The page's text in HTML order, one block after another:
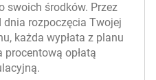
swoich środków. Przez
dnia rozpoczęcia Twojej
każda wypłata z planu
opłatą